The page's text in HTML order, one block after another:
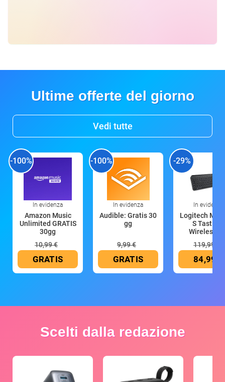
Ultime offerte del giorno
Vedi tutte
-100%
In evidenza
Amazon Music
Unlimited GRATIS
30gg
10,99 €
GRATIS
-100%
In evidenza
Audible: Gratis 30
gg
9,99 €
GRATIS
-29%
In evidenza
Logitech MX
S Tastiera
Wireless
119,99 €
84,99 €
Scelti dalla redazione